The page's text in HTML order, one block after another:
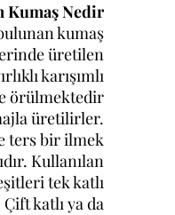
Nedir ?
kumaş
üretilen
karışımlı
örülmektedir.
üretilirler.
ters bir ilmek
Kullanılan
tek katlı
katlı ya da